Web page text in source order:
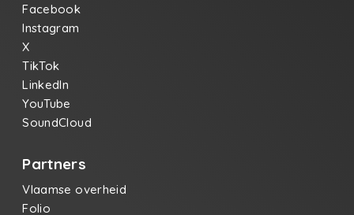
Facebook
Instagram
X
TikTok
LinkedIn
YouTube
SoundCloud
Partners
Vlaamse overheid
Folio